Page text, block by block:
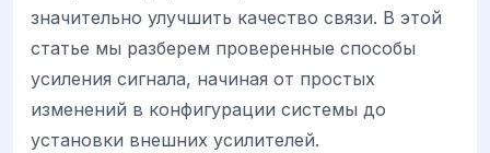
значительно улучшить качество связи. В этой
статье мы разберем проверенные способы
усиления сигнала, начиная от простых
изменений в конфигурации системы до
установки внешних усилителей.